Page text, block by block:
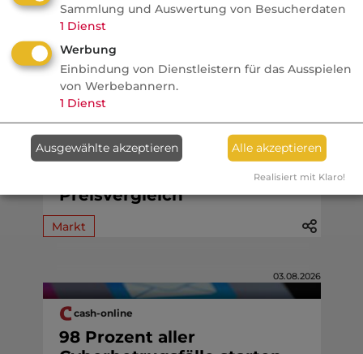
das Angebot wirklich lohnt.
VersicherungsJournal
Private Unfallversicherung:
Preisvergleich
Markt
03.08.2026
cash-online
98 Prozent aller
Sammlung und Auswertung von Besucherdaten
1 Dienst
Werbung
Einbindung von Dienstleistern für das Ausspielen
von Werbebannern.
1 Dienst
Ausgewählte akzeptieren Alle akzeptieren
Realisiert mit Klaro!